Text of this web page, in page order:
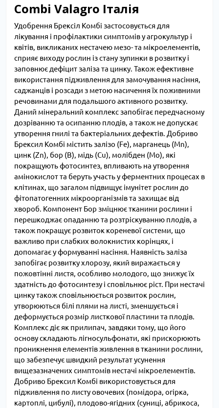
Combi Valagro Італія
Удобрення Брексіл Комбі застосовується для
лікування і профілактики симптомів у агрокультур і
квітів, викликаних нестачею мезо- та мікроелементів,
сприяє виходу рослин із стану зупинки в розвитку і
заповнює дефіцит заліза та цинку. Також ефективне
використання підживлення для замочування насіння,
саджанців і розсади з метою насичення їх поживними
речовинами для подальшого активного розвитку.
Даний мінеральний комплекс запобігає передчасному
дозріванню та осипанню плодів, а також не допускає
утворення гнилі та бактеріальних дефектів. Добриво
Брексил Комбі містить залізо (Fe), марганець (Mn),
цинк (Zn), бор (B), мідь (Cu), молібден (Mo), які
покращують фотосинтез, впливають на утворення
амінокислот та беруть участь у ферментних процесах в
клітинах, що загалом підвищує імунітет рослин до
фітопатогенних мікроорганізмів та захищає від
хвороб. Компонент Бор зміцнює тканини рослини і
перешкоджає опаданню та розтріскуванню плодів, а
також покращує розвиток кореневої системи, що
важливо при слабких волокнистих корінцях, і
допомагає у формуванні насіння. Наявність заліза
запобігає розвитку хлорозу, який виражається у
пожовтінні листя, особливо молодого, що знижує їх
здатність до фотосинтезу і сповільнює ріст. При нестачі
цинку також сповільнюється розвиток рослин,
утворюються білі плями на листі, зменшується і
деформується розмір листкової пластини та плодів.
Комплекс діє як прилипач, завдяки тому, що його
основу складають лігносульфонати, які прискорюють
проникнення елементів живлення в тканини рослини,
що забезпечує швидкий результат усунення
вищезазначених симптомів нестачі мікроелементів.
Добриво Брексил Комбі використовується для
підживлення по листу овочевих (помідора, огірка,
картоплі, цибулі), плодово-ягідних (суниці, абрикоса,